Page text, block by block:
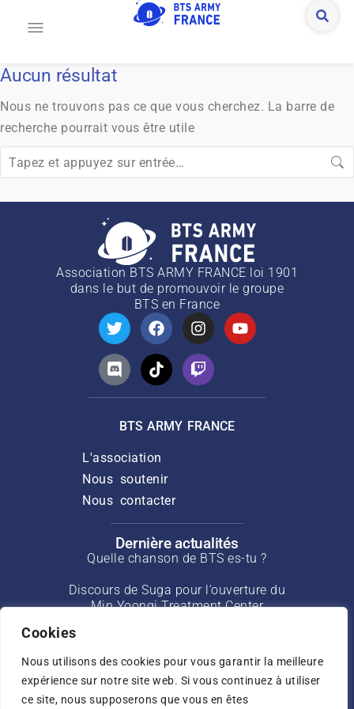
Cookies
Nous utilisons des cookies pour vous garantir la meilleure
expérience sur notre site web. Si vous continuez à utiliser
ce site, nous supposerons que vous en êtes
Aucun résultat
Nous ne trouvons pas ce que vous cherchez. La barre de
recherche pourrait vous être utile
Association BTS ARMY FRANCE loi 1901
dans le but de promouvoir le groupe
BTS en France
BTS ARMY FRANCE
L'association
Nous soutenir
Nous contacter
Dernière actualités
Quelle chanson de BTS es-tu ?
Discours de Suga pour l’ouverture du
Min Yoongi Treatment Center
Interview de J-Hope pour Rolling Stone
de mars 2025
Interview de Jin pour USA Today de mai
2025